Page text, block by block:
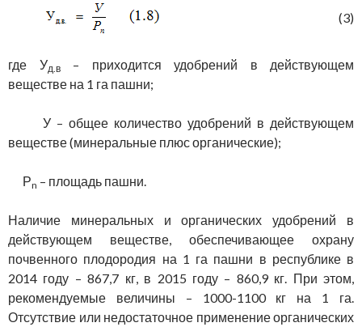
(3)
где Уд.в– приходится удобрений в действующем
веществе на 1 га пашни;
У – общее количество удобрений в действующем
веществе (минеральные плюс органические);
Рn – площадь пашни.
Наличие минеральных и органических удобрений в
действующем веществе, обеспечивающее охрану
почвенного плодородия на 1 га пашни в республике в
2014 году – 867,7 кг, в 2015 году – 860,9 кг. При этом,
рекомендуемые величины – 1000-1100 кг на 1 га.
Отсутствие или недостаточное применение органических